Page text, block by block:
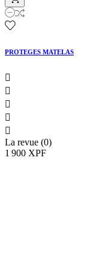
PROTEGES MATELAS





La revue (0)
1 900 XPF